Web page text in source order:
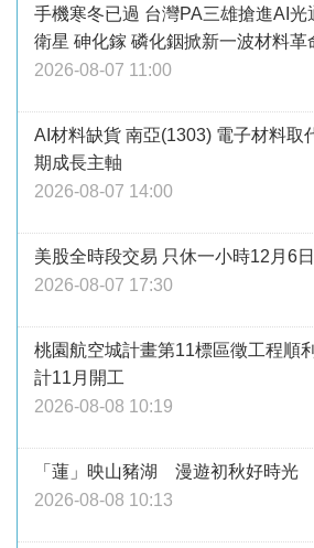
手機寒冬已過 台灣PA三雄搶進AI光
衛星 砷化鎵 磷化銦掀新一波材料革
2026-08-07 11:00
AI材料缺貨 南亞(1303) 電子材料取
期成長主軸
2026-08-07 14:00
美股全時段交易 只休一小時12月6
2026-08-07 17:30
桃園航空城計畫第11標區徵工程
計11月開工
2026-08-08 10:19
「蓮」映山豬湖 漫遊初秋好時光
2026-08-08 10:13